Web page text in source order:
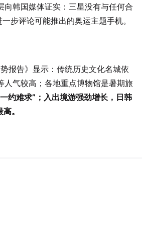
韩国媒体证实：三星没有与任何合
步评论可能推出的奥运主题手机。
报告》显示：传统历史文化名城依
气较高；各地重点博物馆是暑期旅
约难求”；入出境游强劲增长，日韩
。